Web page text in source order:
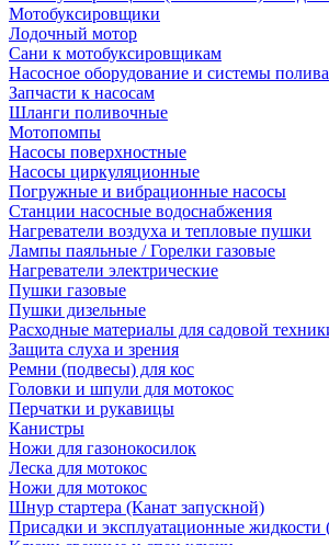
Мотобуксировщики
Лодочный мотор
Сани к мотобуксировщикам
Насосное оборудование и системы полива
Запчасти к насосам
Шланги поливочные
Мотопомпы
Насосы поверхностные
Насосы циркуляционные
Погружные и вибрационные насосы
Станции насосные водоснабжения
Нагреватели воздуха и тепловые пушки
Лампы паяльные / Горелки газовые
Нагреватели электрические
Пушки газовые
Пушки дизельные
Расходные материалы для садовой
Защита слуха и зрения
Ремни (подвесы) для кос
Головки и шпули для мотокос
Перчатки и рукавицы
Канистры
Ножи для газонокосилок
Леска для мотокос
Ножи для мотокос
Шнур стартера (Канат запускной)
Присадки и эксплуатационные жидкости